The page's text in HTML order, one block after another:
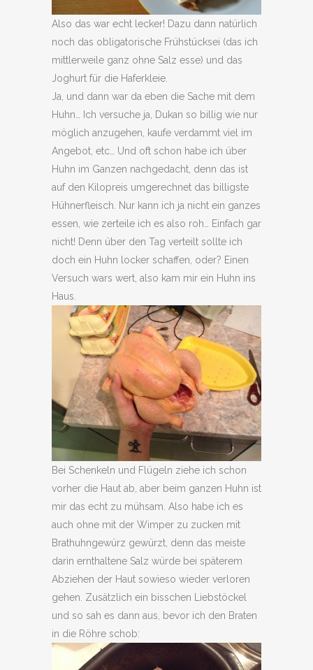
Also das war echt lecker! Dazu dann natürlich
noch das obligatorische Frühstücksei (das ich
mittlerweile ganz ohne Salz esse) und das
Joghurt für die Haferkleie.
Ja, und dann war da eben die Sache mit dem
Huhn… Ich versuche ja, Dukan so billig wie nur
möglich anzugehen, kaufe verdammt viel im
Angebot, etc… Und oft schon habe ich über
Huhn im Ganzen nachgedacht, denn das ist
auf den Kilopreis umgerechnet das billigste
Hühnerfleisch. Nur kann ich ja nicht ein ganzes
essen, wie zerteile ich es also roh… Einfach gar
nicht! Denn über den Tag verteilt sollte ich
doch ein Huhn locker schaffen, oder? Einen
Versuch wars wert, also kam mir ein Huhn ins
Haus.
Bei Schenkeln und Flügeln ziehe ich schon
vorher die Haut ab, aber beim ganzen Huhn ist
mir das echt zu mühsam. Also habe ich es
auch ohne mit der Wimper zu zucken mit
Brathuhngewürz gewürzt, denn das meiste
darin ernthaltene Salz würde bei späterem
Abziehen der Haut sowieso wieder verloren
gehen. Zusätzlich ein bisschen Liebstöckel
und so sah es dann aus, bevor ich den Braten
in die Röhre schob: